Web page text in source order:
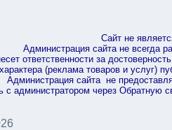
Сайт не
Администрация сайта не всегда
ответственности за
(реклама товаров и услуг)
Администрация сайта не
с администратором через Обратную